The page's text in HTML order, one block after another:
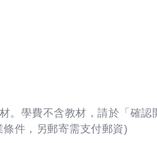
學費不含教材，請於「確認
條件，另郵寄需支付郵資)